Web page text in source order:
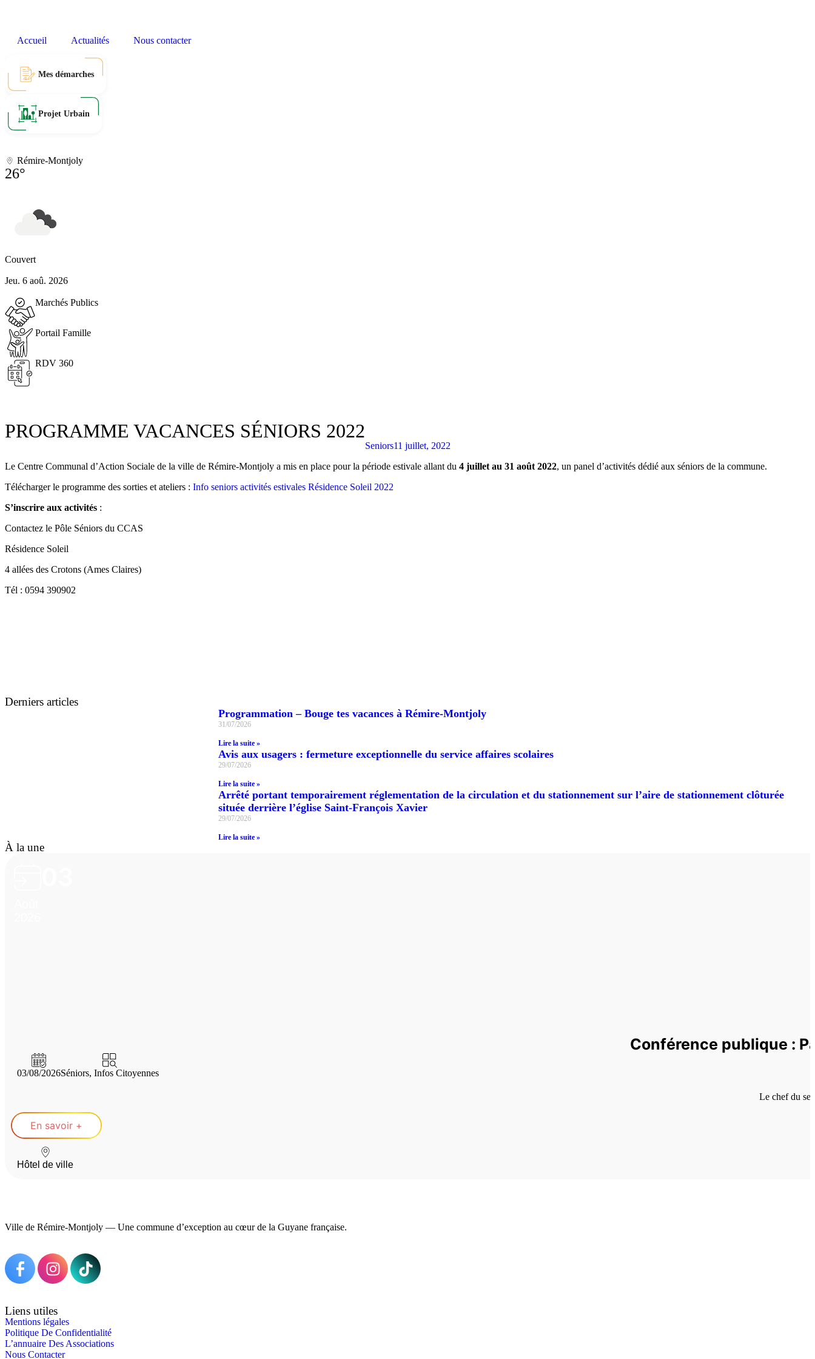
Accueil Actualités Nous contacter
Mes démarches
Projet Urbain
Rémire-Montjoly
26°
Couvert
Jeu. 6 aoû. 2026
Marchés Publics
Portail Famille
RDV 360
PROGRAMME VACANCES SÉNIORS 2022
Seniors11 juillet, 2022
Le Centre Communal d’Action Sociale de la ville de Rémire-Montjoly a mis en place pour la période estivale allant du 4 juillet au 31 août 2022, un panel d’activités dédié aux séniors de la commune.
Télécharger le programme des sorties et ateliers : Info seniors activités estivales Résidence Soleil 2022
S’inscrire aux activités :
Contactez le Pôle Séniors du CCAS
Résidence Soleil
4 allées des Crotons (Ames Claires)
Tél : 0594 390902
Derniers articles
Programmation – Bouge tes vacances à Rémire-Montjoly
31/07/2026
Lire la suite »
Avis aux usagers : fermeture exceptionnelle du service affaires scolaires
29/07/2026
Lire la suite »
Arrêté portant temporairement réglementation de la circulation et du stationnement sur l’aire de stationnement clôturée
située derrière l’église Saint-François Xavier
29/07/2026
Lire la suite »
À la une
Conférence publique :
03/08/2026Séniors, Infos Citoyennes
Le chef du
En savoir +
Hôtel de ville
Ville de Rémire-Montjoly — Une commune d’exception au cœur de la Guyane française.
Liens utiles
Mentions légales
Politique De Confidentialité
L’annuaire Des Associations
Nous Contacter